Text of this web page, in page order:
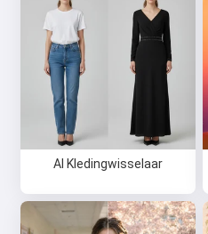
AI Kledingwisselaar